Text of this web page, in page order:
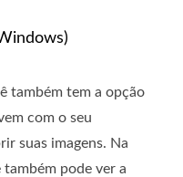
também tem a opção
com o seu
suas imagens. Na
pode ver a